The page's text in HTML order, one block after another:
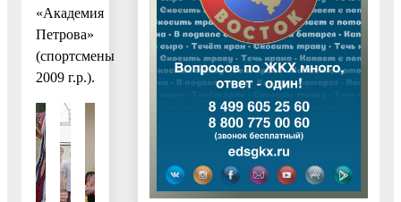
«Академия
Петрова»
(спортсмены
2009 г.р.).